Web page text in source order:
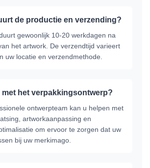
de productie en verzending?
gewoonlijk 10-20 werkdagen na
het artwork. De verzendtijd varieert
uw locatie en verzendmethode.
met het verpakkingsontwerp?
ontwerpteam kan u helpen met
artworkaanpassing en
om ervoor te zorgen dat uw
bij uw merkimago.